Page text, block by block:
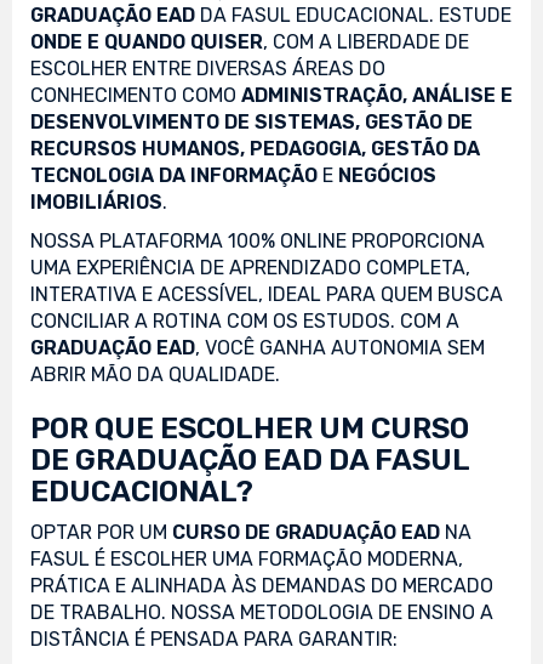
GRADUAÇÃO EAD DA FASUL EDUCACIONAL. ESTUDE
ONDE E QUANDO QUISER, COM A LIBERDADE DE
ESCOLHER ENTRE DIVERSAS ÁREAS DO
CONHECIMENTO COMO ADMINISTRAÇÃO, ANÁLISE E
DESENVOLVIMENTO DE SISTEMAS, GESTÃO DE
RECURSOS HUMANOS, PEDAGOGIA, GESTÃO DA
TECNOLOGIA DA INFORMAÇÃO E NEGÓCIOS
IMOBILIÁRIOS.
NOSSA PLATAFORMA 100% ONLINE PROPORCIONA
UMA EXPERIÊNCIA DE APRENDIZADO COMPLETA,
INTERATIVA E ACESSÍVEL, IDEAL PARA QUEM BUSCA
CONCILIAR A ROTINA COM OS ESTUDOS. COM A
GRADUAÇÃO EAD, VOCÊ GANHA AUTONOMIA SEM
ABRIR MÃO DA QUALIDADE.
POR QUE ESCOLHER UM CURSO
DE GRADUAÇÃO EAD DA FASUL
EDUCACIONAL?
OPTAR POR UM CURSO DE GRADUAÇÃO EAD NA
FASUL É ESCOLHER UMA FORMAÇÃO MODERNA,
PRÁTICA E ALINHADA ÀS DEMANDAS DO MERCADO
DE TRABALHO. NOSSA METODOLOGIA DE ENSINO A
DISTÂNCIA É PENSADA PARA GARANTIR: